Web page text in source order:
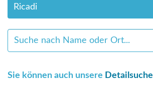
Ricadi
Sie können auch unsere Detailsuche